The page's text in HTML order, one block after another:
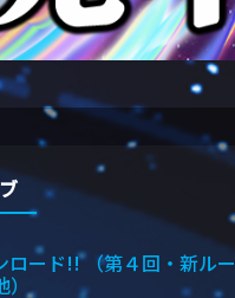
ロード!! （第４回・新ル
）